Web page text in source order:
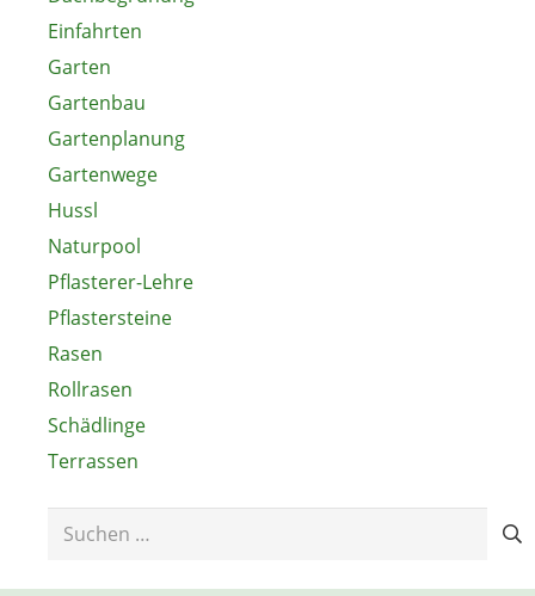
Einfahrten
Garten
Gartenbau
Gartenplanung
Gartenwege
Hussl
Naturpool
Pflasterer-Lehre
Pflastersteine
Rasen
Rollrasen
Schädlinge
Terrassen
Suchen